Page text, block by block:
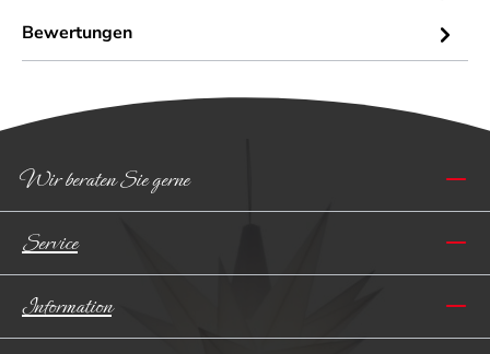
Bewertungen
Wir beraten Sie gerne
Service
Information